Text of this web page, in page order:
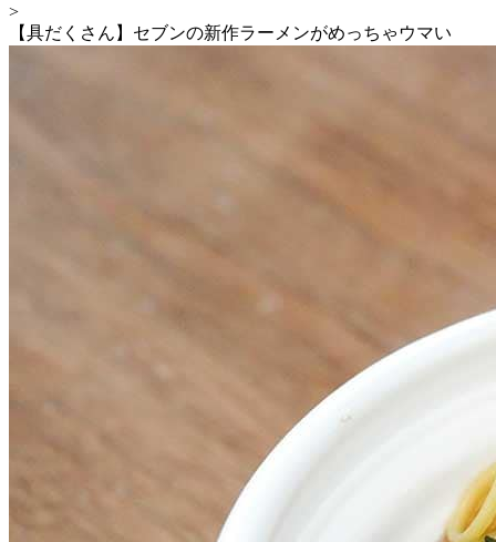
>
【具だくさん】セブンの新作ラーメンがめっちゃウマい